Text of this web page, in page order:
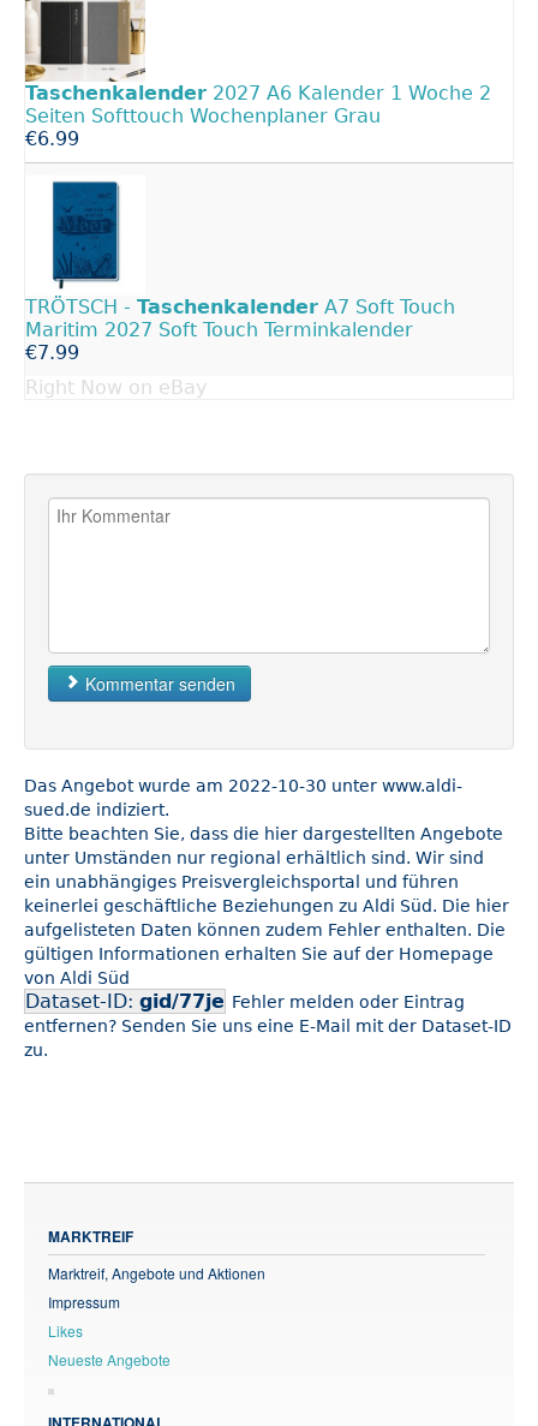
Taschenkalender 2027 A6 Kalender 1 Woche 2
Seiten Softtouch Wochenplaner Grau
€6.99
TRÖTSCH - Taschenkalender A7 Soft Touch
Maritim 2027 Soft Touch Terminkalender
€7.99
Right Now on eBay
Kommentar senden
Das Angebot wurde am 2022-10-30 unter www.aldi-
sued.de indiziert.
Bitte beachten Sie, dass die hier dargestellten Angebote
unter Umständen nur regional erhältlich sind. Wir sind
ein unabhängiges Preisvergleichsportal und führen
keinerlei geschäftliche Beziehungen zu Aldi Süd. Die hier
aufgelisteten Daten können zudem Fehler enthalten. Die
gültigen Informationen erhalten Sie auf der Homepage
von Aldi Süd
Dataset-ID: gid/77je Fehler melden oder Eintrag
entfernen? Senden Sie uns eine E-Mail mit der Dataset-ID
zu.
MARKTREIF
Marktreif, Angebote und Aktionen
Impressum
Likes
Neueste Angebote